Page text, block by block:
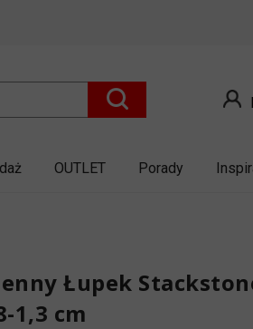
OUTLET Porady
Łupek
1,3 cm